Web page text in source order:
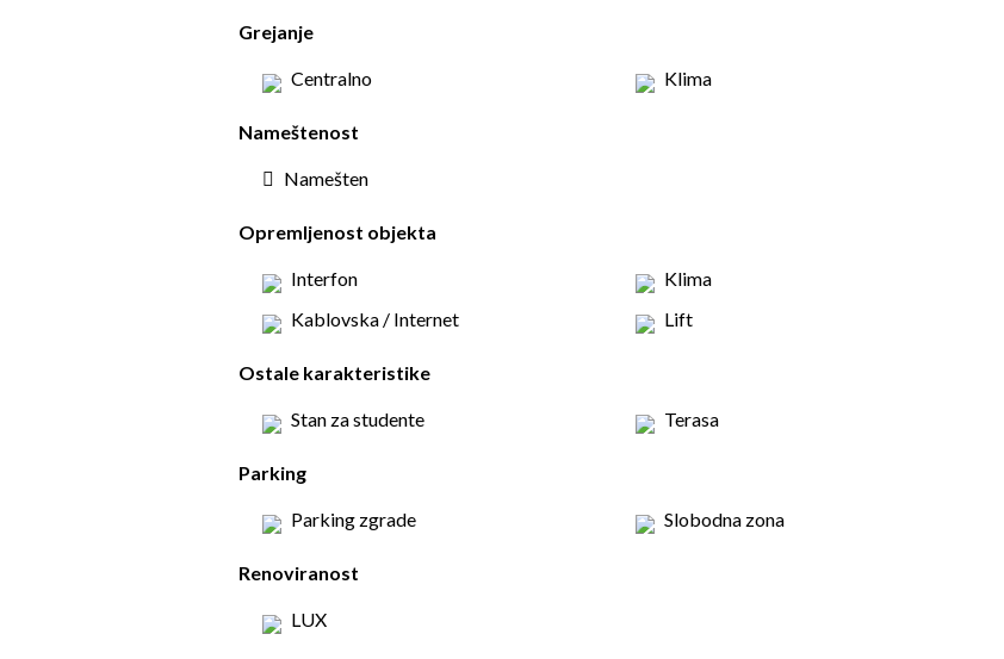
Grejanje
Centralno Klima
Nameštenost
Namešten
Opremljenost objekta
Interfon
Kablovska / Internet
Klima
Lift
Ostale karakteristike
Stan za studente Terasa
Parking
Parking zgrade Slobodna zona
Renoviranost
LUX